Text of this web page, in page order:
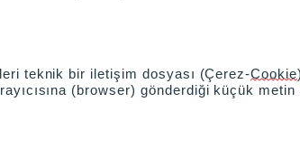
teknik bir iletişim dosyası (Çerez-Cookie
(browser) gönderdiği küçük